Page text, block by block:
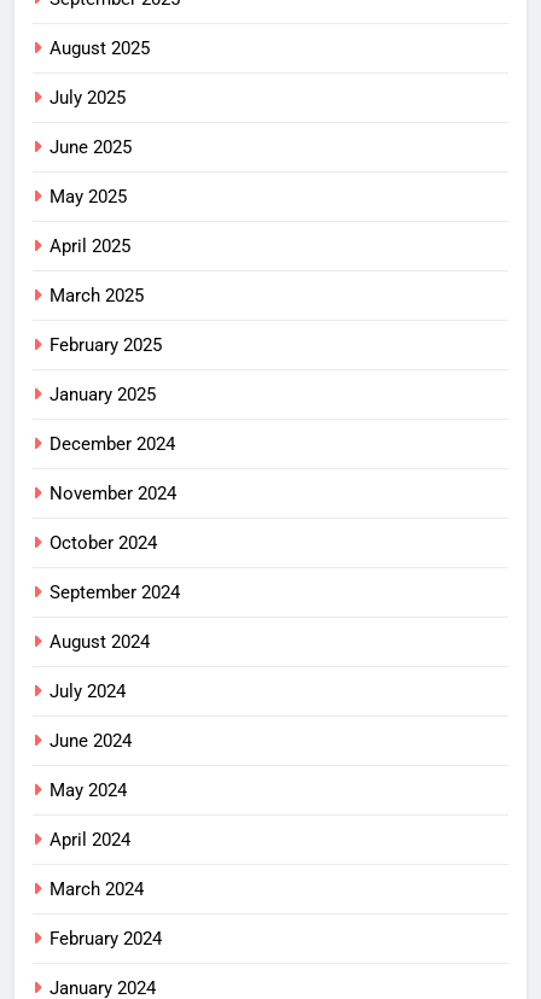
August 2025
July 2025
June 2025
May 2025
April 2025
March 2025
February 2025
January 2025
December 2024
November 2024
October 2024
September 2024
August 2024
July 2024
June 2024
May 2024
April 2024
March 2024
February 2024
January 2024